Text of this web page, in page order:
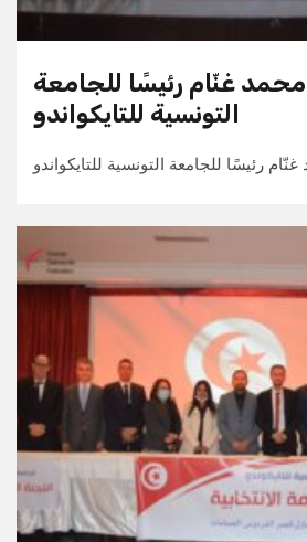
محمد غنّام رئيسًا للجامعة
التونسية للتايكواندو
رئيسًا للجامعة التونسية للتايكواندو